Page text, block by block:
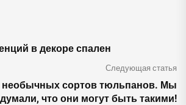
в декоре спален
Следующая статья
необычных сортов тюльпанов. Мы
что они могут быть такими!